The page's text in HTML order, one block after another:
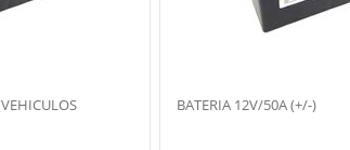
BATERIA 12V/50A (+/-)